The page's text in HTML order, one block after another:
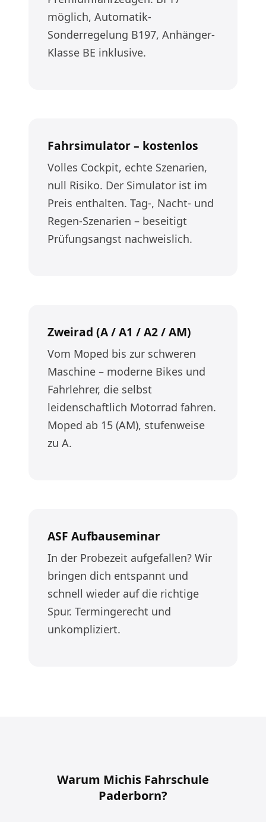
möglich, Automatik-
Sonderregelung B197, Anhänger-
Klasse BE inklusive.
Fahrsimulator – kostenlos
Volles Cockpit, echte Szenarien,
null Risiko. Der Simulator ist im
Preis enthalten. Tag-, Nacht- und
Regen-Szenarien – beseitigt
Prüfungsangst nachweislich.
Zweirad (A / A1 / A2 / AM)
Vom Moped bis zur schweren
Maschine – moderne Bikes und
Fahrlehrer, die selbst
leidenschaftlich Motorrad fahren.
Moped ab 15 (AM), stufenweise
zu A.
ASF Aufbauseminar
In der Probezeit aufgefallen? Wir
bringen dich entspannt und
schnell wieder auf die richtige
Spur. Termingerecht und
unkompliziert.
Warum Michis Fahrschule
Paderborn?